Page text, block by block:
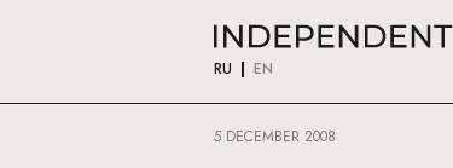
RU EN
5 DECEMBER 2008